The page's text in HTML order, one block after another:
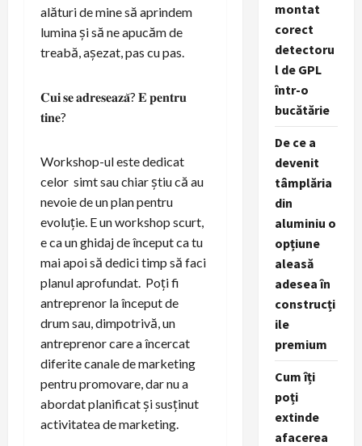
alături de mine să aprindem
lumina și să ne apucăm de
treabă, așezat, pas cu pas.
𝐂𝐮𝐢 𝐬𝐞 𝐚𝐝𝐫𝐞𝐬𝐞𝐚𝐳𝐚̆? 𝐄 𝐩𝐞𝐧𝐭𝐫𝐮
𝐭𝐢𝐧𝐞?
Workshop-ul este dedicat
celor simt sau chiar știu că au
nevoie de un plan pentru
evoluție. E un workshop scurt,
e ca un ghidaj de început ca tu
mai apoi să dedici timp să faci
planul aprofundat. Poți fi
antreprenor la început de
drum sau, dimpotrivă, un
antreprenor care a încercat
diferite canale de marketing
pentru promovare, dar nu a
abordat planificat și susținut
activitatea de marketing.
montat
corect
detectoru
l de GPL
într-o
bucătărie
De ce a
devenit
tâmplăria
din
aluminiu o
opțiune
aleasă
adesea în
construcți
ile
premium
Cum îți
poți
extinde
afacerea